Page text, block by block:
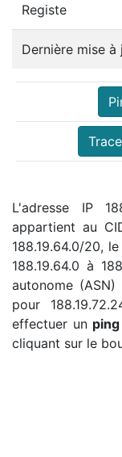
Registe
Dernière mise à
L'adresse IP
appartient au
188.19.64.0/20,
188.19.64.0 à
autonome
pour
effectuer un
cliquant sur le